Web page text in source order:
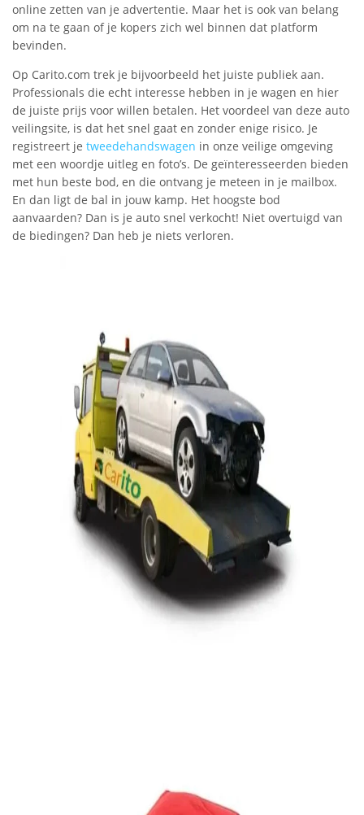
online zetten van je advertentie. Maar het is ook van belang
om na te gaan of je kopers zich wel binnen dat platform
bevinden.
Op Carito.com trek je bijvoorbeeld het juiste publiek aan.
Professionals die echt interesse hebben in je wagen en hier
de juiste prijs voor willen betalen. Het voordeel van deze auto
veilingsite, is dat het snel gaat en zonder enige risico. Je
registreert je tweedehandswagen in onze veilige omgeving
met een woordje uitleg en foto’s. De geïnteresseerden bieden
met hun beste bod, en die ontvang je meteen in je mailbox.
En dan ligt de bal in jouw kamp. Het hoogste bod
aanvaarden? Dan is je auto snel verkocht! Niet overtuigd van
de biedingen? Dan heb je niets verloren.